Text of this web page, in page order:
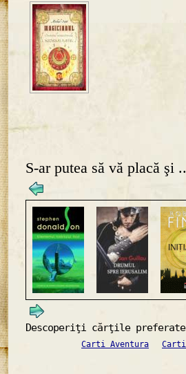
S-ar putea să vă placă şi
Descoperiţi cărţile
Carti Aventura